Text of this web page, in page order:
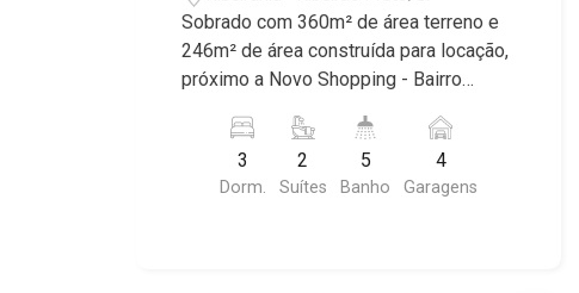
Preto/SP.
Sobrado com 360m² de área terreno e
246m² de área construída para locação,
próximo a Novo Shopping - Bairro
as características deste imóvel que a
Martinelli Imobiliária selecionou para
você: - 360m² de área terreno e 246m²
3
Dorm.
2
Suítes
5
Banho
4
Garagens